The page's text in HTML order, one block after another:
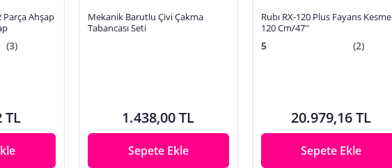
Parça Ahşap
(3)
TL
Mekanik Barutlu Çivi Çakma
Tabancası Seti
1.438,00 TL
Sepete Ekle
Rubı RX-120 Plus Fayans Kesme
120 Cm/47''
5 (2)
20.979,16 TL
Sepete Ekle